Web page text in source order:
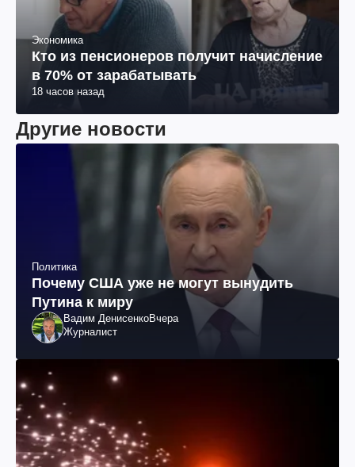
Экономика
Кто из пенсионеров получит начисление
в 70% от зарабатывать
18 часов назад
Другие новости
Политика
Почему США уже не могут вынудить
Путина к миру
Вадим ДенисенкоВчера
Журналист